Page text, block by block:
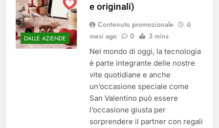
DALLE AZIENDE
e originali)
Contenuto promozionale
6
mesi ago
0 3 mins
Nel mondo di oggi, la tecnologia
è parte integrante delle nostre
vite quotidiane e anche
un’occasione speciale come
San Valentino può essere
l’occasione giusta per
sorprendere il partner con regali